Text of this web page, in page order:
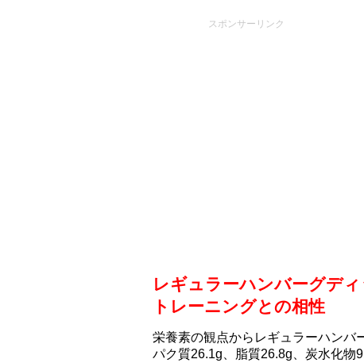
スポンサーリンク
レギュラーハンバーグデ
トレーニングとの相性
栄養素の観点からレギュラーハンバ
パク質26.1g、脂質26.8g、炭水化物